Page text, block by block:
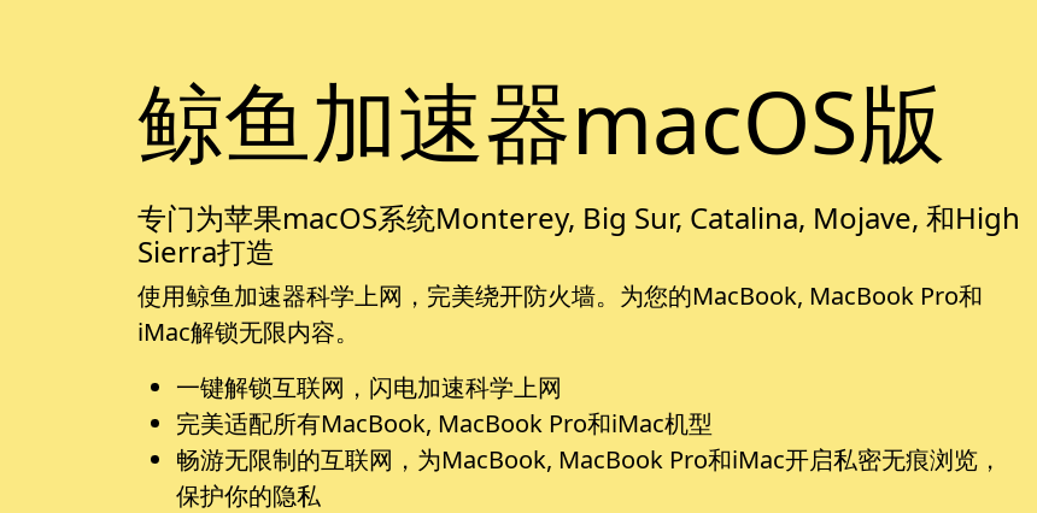
鲸鱼加速器macOS版
专门为苹果macOS系统Monterey, Big Sur, Catalina, Mojave, 和High
Sierra打造
使用鲸鱼加速器科学上网，完美绕开防火墙。为您的MacBook, MacBook Pro和
iMac解锁无限内容。
一键解锁互联网，闪电加速科学上网
完美适配所有MacBook, MacBook Pro和iMac机型
畅游无限制的互联网，为MacBook, MacBook Pro和iMac开启私密无痕浏览，
保护你的隐私